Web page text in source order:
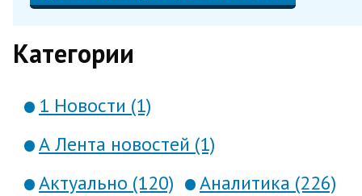
Категории
1 Новости (1)
А Лента новостей (1)
Актуально (120)
Аналитика (226)